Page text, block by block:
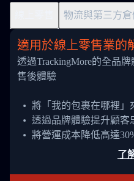
物流與第三方倉
適用於線上零售業的
透過TrackingMore的全品
售後體驗
將「我的包裹在哪裡」
透過品牌體驗提升顧客
將營運成本降低高達
了